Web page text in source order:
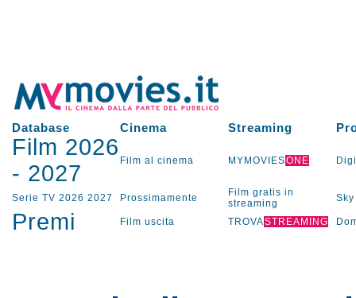
Database Cinema Streaming
Film 2026
- 2027 Film al cinema MYMOVIESONE
Serie TV 2026 2027 Prossimamente
Film gratis in
streaming
Sky
Premi Film uscita TROVASTREAMING